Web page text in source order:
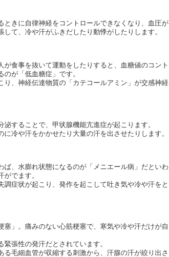
きに自律神経をコントロールできなくなり、血圧が
て、冷や汗がふきだしたり動悸がしたりします。
食事を抜いて運動をしたりすると、血糖値のコント
が「低血糖症」です。
、神経伝達物質の「カテコールアミン」が交感神経
することで、甲状腺機能亢進症が起こります。
冷や汗をかかせたり大量の汗を出させたりします。
、水膨れ状態になるのが「メニエール病」だといわ
でます。
症状が起こり、発作を起こして吐き気や冷や汗をと
」。痛みのない心筋梗塞で、寒気や冷や汗だけが自
張性の発汗だとされています。
毛細血管が収縮する刺激から、汗腺の汗が絞り出さ